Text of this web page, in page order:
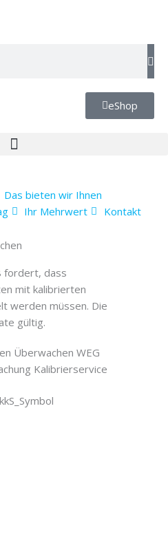
eShop
Das bieten wir Ihnen
Ihr Mehrwert Kontakt
fordert, dass
mit kalibrierten
werden müssen. Die
gültig.